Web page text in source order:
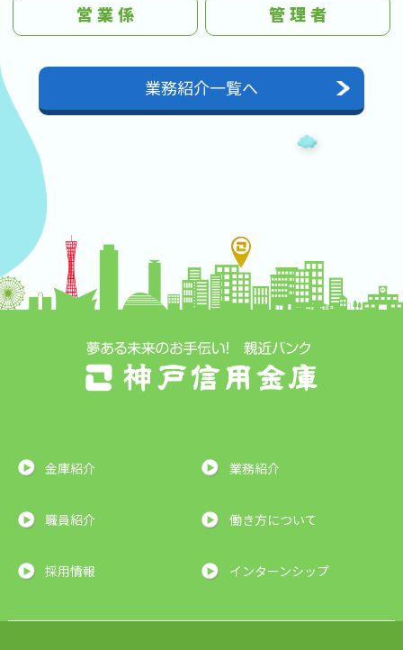
営 業 係 管 理 者
業務紹介一覧へ
金庫紹介 業務紹介
職員紹介 働き方について
採用情報 インターンシップ